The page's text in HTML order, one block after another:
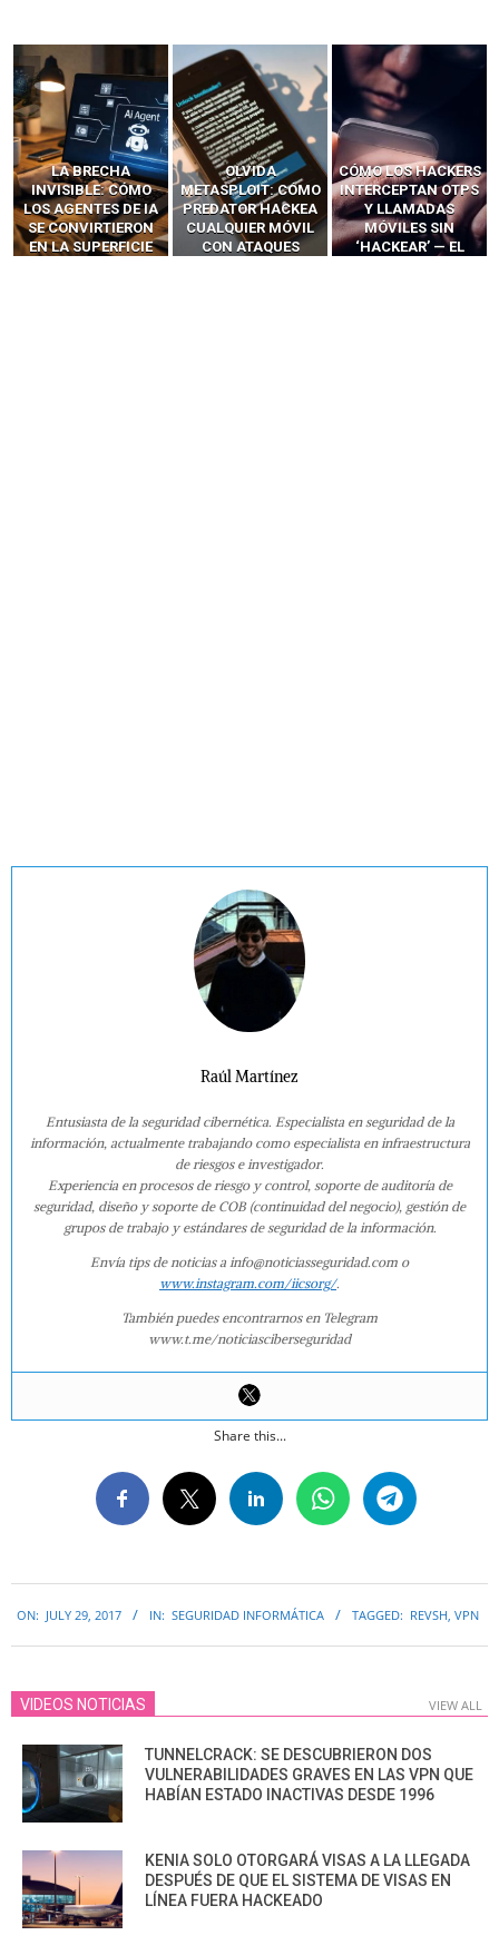
LA BRECHA
INVISIBLE: CÓMO
LOS AGENTES DE IA
SE CONVIRTIERON
EN LA SUPERFICIE
OLVIDA
METASPLOIT: CÓMO
PREDATOR HACKEA
CUALQUIER MÓVIL
CON ATAQUES
CÓMO LOS HACKERS
INTERCEPTAN OTPS
Y LLAMADAS
MÓVILES SIN
‘HACKEAR’ — EL
Raúl Martínez
Entusiasta de la seguridad cibernética. Especialista en seguridad de la
información, actualmente trabajando como especialista en infraestructura
de riesgos e investigador.
Experiencia en procesos de riesgo y control, soporte de auditoría de
seguridad, diseño y soporte de COB (continuidad del negocio), gestión de
grupos de trabajo y estándares de seguridad de la información.
Envía tips de noticias a info@noticiasseguridad.com o
www.instagram.com/iicsorg/.
También puedes encontrarnos en Telegram
www.t.me/noticiasciberseguridad
Share this...
07-
29
ON: JULY 29, 2017 IN: SEGURIDAD INFORMÁTICA TAGGED: REVSH, VPN
VIDEOS NOTICIAS VIEW ALL
TUNNELCRACK: SE DESCUBRIERON DOS
VULNERABILIDADES GRAVES EN LAS VPN QUE
HABÍAN ESTADO INACTIVAS DESDE 1996
KENIA SOLO OTORGARÁ VISAS A LA LLEGADA
DESPUÉS DE QUE EL SISTEMA DE VISAS EN
LÍNEA FUERA HACKEADO